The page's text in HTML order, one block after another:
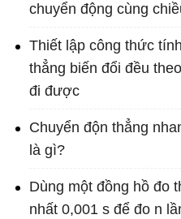
chuyển động cùng
Thiết lập công thức
thẳng biến đổi đều
đi được
Chuyển độn thẳng
là gì?
Dùng một đồng hồ đo
nhất 0,001 s để đo n